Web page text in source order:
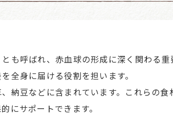
も呼ばれ、赤血球の形成に深く関わる
全身に届ける役割を担います。
納豆などに含まれています。これらの
にサポートできます。